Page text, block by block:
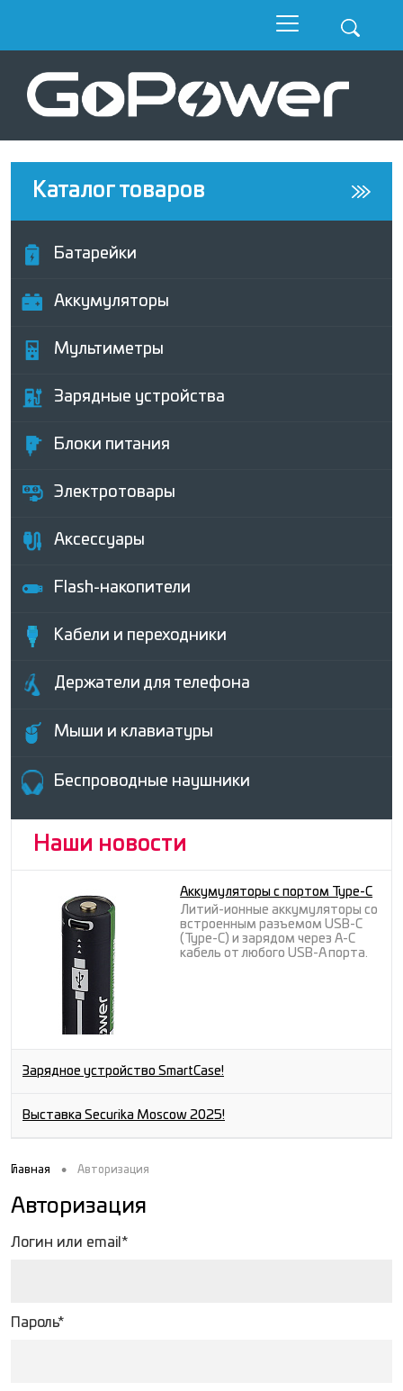
Каталог товаров
Батарейки
Аккумуляторы
Мультиметры
Зарядные устройства
Блоки питания
Электротовары
Аксессуары
Flash-накопители
Кабели и переходники
Держатели для телефона
Мыши и клавиатуры
Беcпроводные наушники
Наши новости
Аккумуляторы с портом Type-C
Литий-ионные аккумуляторы со
встроенным разъемом USB-C
(Type-C) и зарядом через A-C
кабель от любого USB-A порта.
Зарядное устройство SmartCase!
Выставка Securika Moscow 2025!
Главная • Авторизация
Авторизация
Логин или email*
Пароль*